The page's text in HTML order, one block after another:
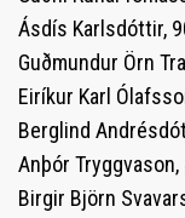
Ásdís Karlsdóttir,
Guðmundur Örn
Eiríkur Karl
Berglind
Anþór Tryggvason,
Birgir Björn